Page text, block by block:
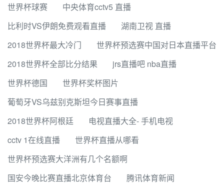
世界杯球赛
中央体育cctv5 直播
比利时VS伊朗免费观看直播
湖南卫视 直播
2018世界杯最大冷门
世界杯预选赛中国对日本直播平台
2018世界杯全部比分结果
jrs直播吧 nba直播
世界杯德国
世界杯奖杯图片
葡萄牙VS乌兹别克斯坦今日赛事直播
2018世界杯阿根廷
电视直播大全- 手机电视
cctv 1在线直播
世界杯直播从哪看
世界杯预选赛大洋洲有几个名额啊
国安今晚比赛直播北京体育台
腾讯体育新闻